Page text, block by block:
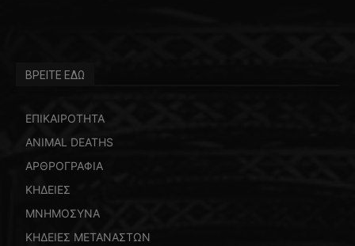
ΒΡΕΙΤΕ ΕΔΩ
ΕΠΙΚΑΙΡΟΤΗΤΑ
ANIMAL DEATHS
ΑΡΘΡΟΓΡΑΦΙΑ
ΚΗΔΕΙΕΣ
ΜΝΗΜΟΣΥΝΑ
ΚΗΔΕΙΕΣ ΜΕΤΑΝΑΣΤΩΝ